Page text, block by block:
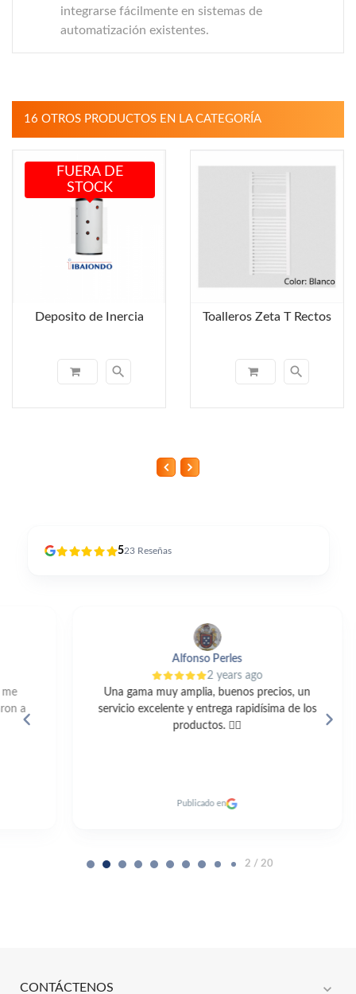
integrarse fácilmente en sistemas de
automatización existentes.
16 OTROS PRODUCTOS EN LA CATEGORÍA
Deposito de Inercia
search
FUERA DE
STOCK
Toalleros Zeta T Rectos
search
523 Reseñas
Alfonso Perles
2 years ago
Una gama muy amplia, buenos precios, un
servicio excelente y entrega rapidísima de los
productos. 👍🏼
Publicado en
2 / 20
CONTÁCTENOS expand_more